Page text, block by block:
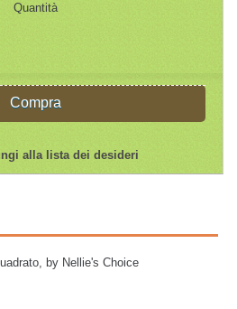
Quantità
Compra
alla lista dei desideri
by Nellie's Choice